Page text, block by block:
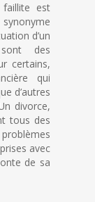
est
d’un
des
certains,
qui
d’autres
divorce,
tous des
avec
de sa